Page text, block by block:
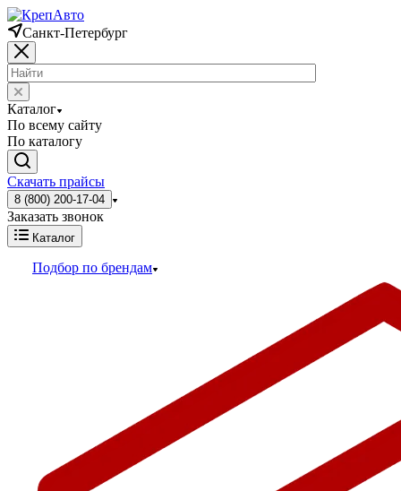
Санкт-Петербург
Каталог
По всему сайту
По каталогу
Скачать прайсы
8 (800) 200-17-04
Заказать звонок
Каталог
Подбор по брендам